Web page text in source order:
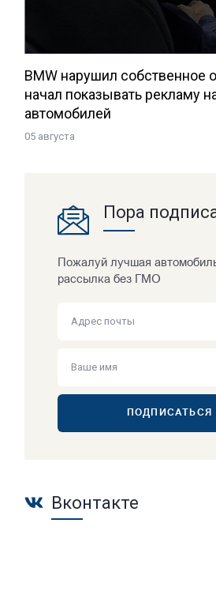
BMW нарушил собственное
начал показывать рекламу
автомобилей
05 августа
Пора
Пожалуй лучшая
рассылка без ГМО
ПОДПИСАТЬСЯ
Вконтакте